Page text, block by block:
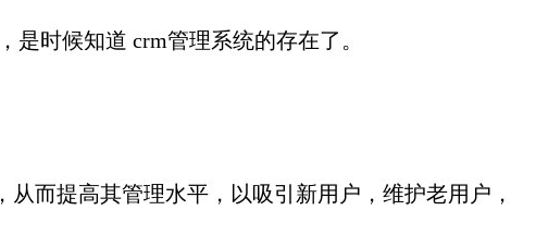
时候知道 crm管理系统的存在了。
而提高其管理水平，以吸引新用户，维护老用户，